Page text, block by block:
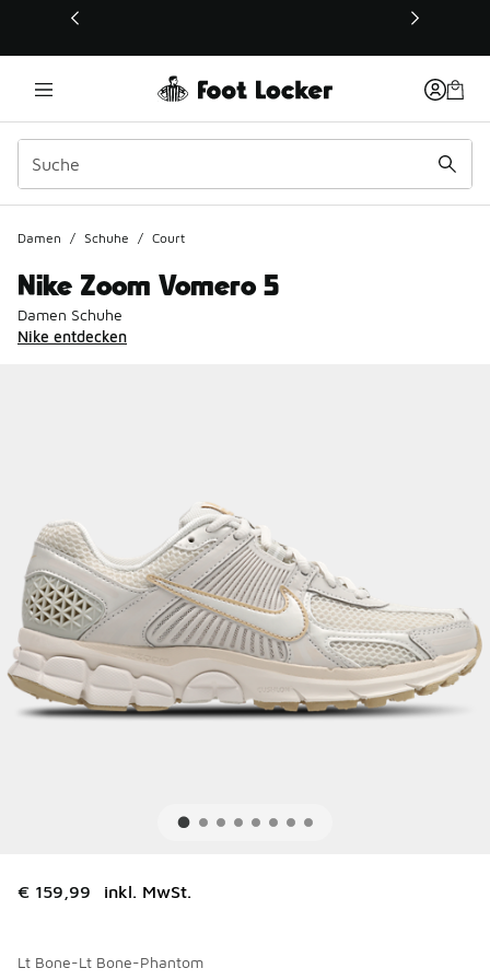
Dieser Link öffnet sich in einem neuen Fenster
Damen / Schuhe / Court
Nike Zoom Vomero 5
Damen Schuhe
Nike entdecken
€ 159,99 inkl. MwSt.
Lt Bone-Lt Bone-Phantom